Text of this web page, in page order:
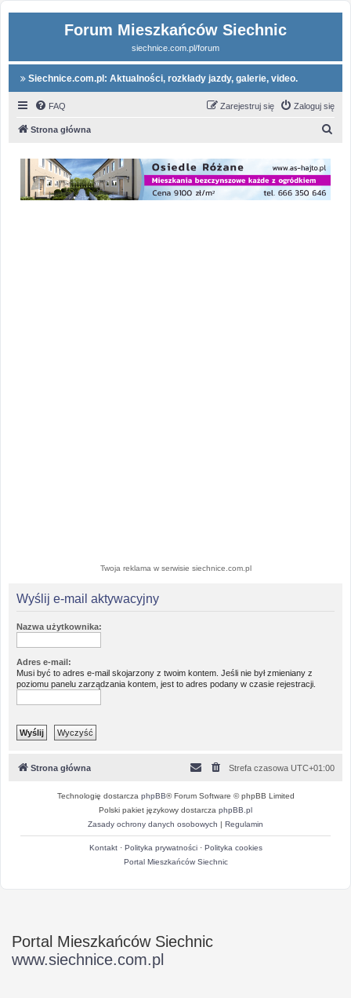
Forum Mieszkańców Siechnic
siechnice.com.pl/forum
Siechnice.com.pl: Aktualności, rozkłady jazdy, galerie, video.
FAQ Zaloguj się
Zarejestruj się
Strona główna
Twoja reklama w serwisie siechnice.com.pl
Wyślij e-mail aktywacyjny
Nazwa użytkownika:
Adres e-mail:
Musi być to adres e-mail skojarzony z twoim kontem. Jeśli nie był zmieniany z
poziomu panelu zarządzania kontem, jest to adres podany w czasie rejestracji.
Strona główna Strefa czasowa UTC+01:00
Technologię dostarcza phpBB® Forum Software © phpBB Limited
Polski pakiet językowy dostarcza phpBB.pl
Zasady ochrony danych osobowych | Regulamin
Kontakt· Polityka prywatności· Polityka cookies
Portal Mieszkańców Siechnic
Portal Mieszkańców Siechnic
www.siechnice.com.pl